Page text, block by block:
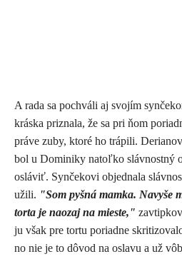
A rada sa pochváli aj svojím
kráska priznala, že sa pri ňom
práve zuby, ktoré ho trápili.
bol u Dominiky natoľko slávnostný
osláviť. Synčekovi objednala
užili. "Som pyšná mamka. Navyše
torta je naozaj na mieste,"
ju však pre tortu poriadne
no nie je to dôvod na oslavu a už